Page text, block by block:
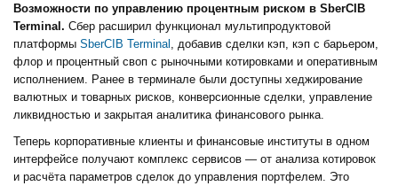
Возможности по управлению процентным риском в SberCIB
Terminal. Сбер расширил функционал мультипродуктовой
платформы SberCIB Terminal
, добавив сделки кэп, кэп с барьером,
флор и процентный своп с рыночными котировками и оперативным
исполнением. Ранее в терминале были доступны хеджирование
валютных и товарных рисков, конверсионные сделки, управление
ликвидностью и закрытая аналитика финансового рынка.
Теперь корпоративные клиенты и финансовые институты в одном
интерфейсе получают комплекс сервисов — от анализа котировок
и расчёта параметров сделок до управления портфелем. Это